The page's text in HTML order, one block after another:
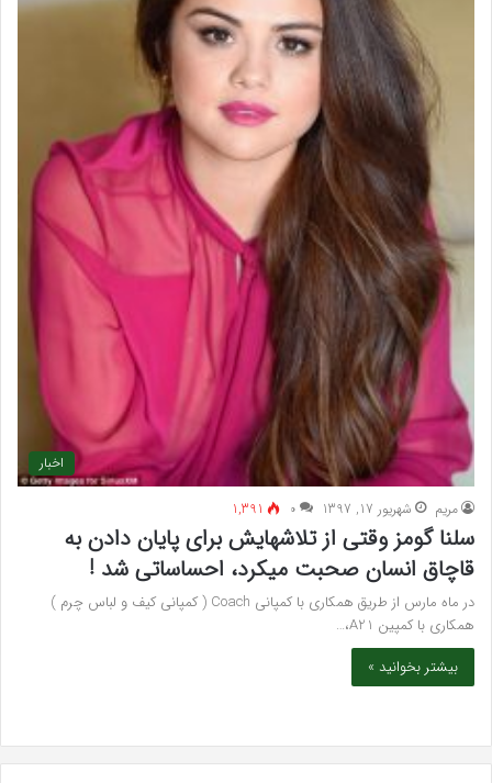
اخبار
مريم شهریور 17, 1397 ۰ 1,391
سلنا گومز وقتی از تلاشهایش برای پایان دادن به
قاچاق انسان صحبت میکرد، احساساتی شد !
در ماه مارس از طریق همکاری با کمپانی Coach ( کمپانی کیف و لباس چرم )
همکاری با کمپین A21،…
بیشتر بخوانید »